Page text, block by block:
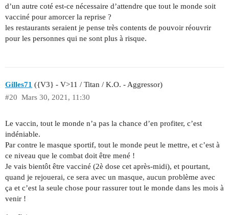
d’un autre coté est-ce nécessaire d’attendre que tout le monde soit
vacciné pour amorcer la reprise ?
les restaurants seraient je pense très contents de pouvoir réouvrir
pour les personnes qui ne sont plus à risque.
Gilles71 ({V3} - V>11 / Titan / K.O. - Aggressor)
Mars 30, 2021, 11:30
#20
Le vaccin, tout le monde n’a pas la chance d’en profiter, c’est
indéniable.
Par contre le masque sportif, tout le monde peut le mettre, et c’est à
ce niveau que le combat doit être mené !
Je vais bientôt être vacciné (2è dose cet après-midi), et pourtant,
quand je rejouerai, ce sera avec un masque, aucun problème avec
ça et c’est la seule chose pour rassurer tout le monde dans les mois à
venir !